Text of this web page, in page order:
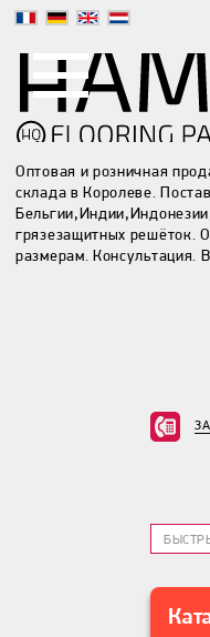
Оптовая и розничная
склада в Королеве.
грязезащитных решёток.
размерам. Консультация.